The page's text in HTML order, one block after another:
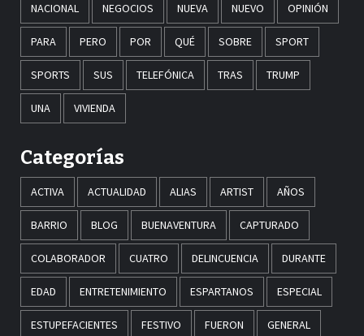
NACIONAL NEGOCIOS NUEVA NUEVO OPINIÓN
PARA PERO POR QUÉ SOBRE SPORT
SPORTS SUS TELEFÓNICA TRAS TRUMP
UNA VIVIENDA
Categorías
ACTIVA ACTUALIDAD ALIAS ARTIST AÑOS
BARRIO BLOG BUENAVENTURA CAPTURADO
COLABORADOR CUATRO DELINCUENCIA DURANTE
EDAD ENTRETENIMIENTO ESPARTANOS ESPECIAL
ESTUPEFACIENTES FESTIVO FUERON GENERAL